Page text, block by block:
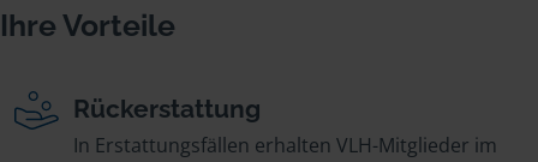
Ihre Vorteile
Rückerstattung
In Erstattungsfällen erhalten VLH-Mitglieder im